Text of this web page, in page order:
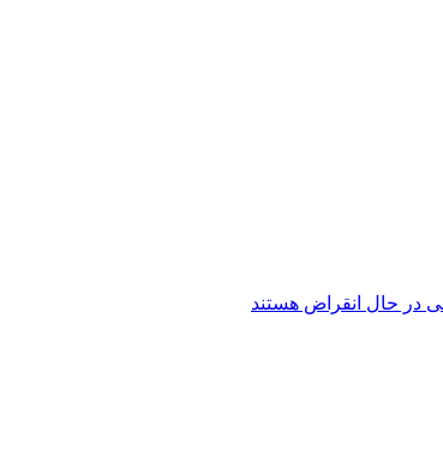
در حال انقراض هستند